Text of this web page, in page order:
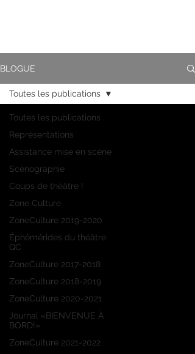
BLOGUE
Toutes les publications
Représentations
Assistance mise en scène
Scénographie
Coups de théâtre !
Zone Culture
ZoneCulture 2019-2020
Éphémérides du théâtre
QC
ZoneCulture 2017-2018
ZoneCulture 2018-2019
ZoneCulture 2020-2021
Journal «BIENVENUE À
BORD!»
ZoneCulture 2021-2022
Toutes les publications